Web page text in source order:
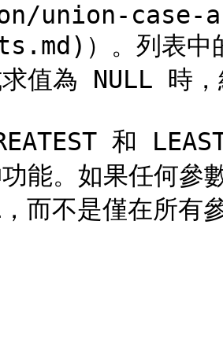
union-case-
）。列表中
值為 NULL 時
和
能。如果任何參
而不是僅在所